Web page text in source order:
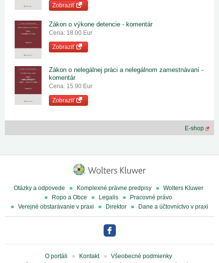
Zobraziť
Zákon o výkone detencie - komentár
Cena: 18.00 Eur
Zobraziť
Zákon o nelegálnej práci a nelegálnom zamestnávaní -
komentár
Cena: 15.90 Eur
Zobraziť
E-shop
Otázky a odpovede Komplexné právne predpisy
Wolters Kluwer
Ropo a Obce
Legalis
Pracovné právo
Verejné obstarávanie v praxi
Direktor Dane a účtovníctvo v praxi
O portáli Kontakt
Všeobecné podmienky